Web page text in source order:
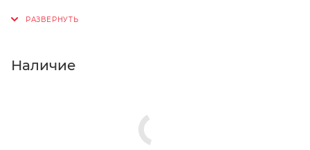
Нажмите кнопку «Оформить заказ».
Наличие